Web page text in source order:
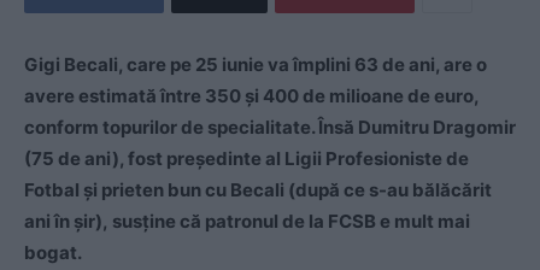
Gigi Becali, care pe 25 iunie va împlini 63 de ani, are o
avere estimată între 350 și 400 de milioane de euro,
conform topurilor de specialitate. Însă Dumitru Dragomir
(75 de ani), fost președinte al Ligii Profesioniste de
Fotbal și prieten bun cu Becali (după ce s-au bălăcărit
ani în șir), susține că patronul de la FCSB e mult mai
bogat.